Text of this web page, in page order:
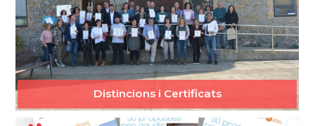
Distincions i Certificats